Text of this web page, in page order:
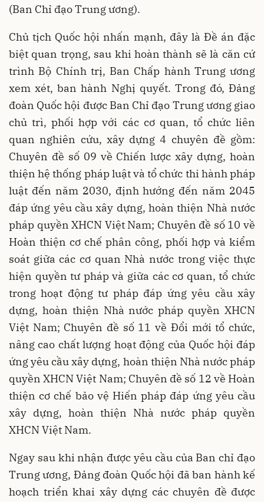
(Ban Chỉ đạo Trung ương).
Chủ tịch Quốc hội nhấn mạnh, đây là Đề án đặc
biệt quan trọng, sau khi hoàn thành sẽ là căn cứ
trình Bộ Chính trị, Ban Chấp hành Trung ương
xem xét, ban hành Nghị quyết. Trong đó, Đảng
đoàn Quốc hội được Ban Chỉ đạo Trung ương giao
chủ trì, phối hợp với các cơ quan, tổ chức liên
quan nghiên cứu, xây dựng 4 chuyên đề gồm:
Chuyên đề số 09 về Chiến lược xây dựng, hoàn
thiện hệ thống pháp luật và tổ chức thi hành pháp
luật đến năm 2030, định hướng đến năm 2045
đáp ứng yêu cầu xây dựng, hoàn thiện Nhà nước
pháp quyền XHCN Việt Nam; Chuyên đề số 10 về
Hoàn thiện cơ chế phân công, phối hợp và kiểm
soát giữa các cơ quan Nhà nước trong việc thực
hiện quyền tư pháp và giữa các cơ quan, tổ chức
trong hoạt động tư pháp đáp ứng yêu cầu xây
dựng, hoàn thiện Nhà nước pháp quyền XHCN
Việt Nam; Chuyên đề số 11 về Đổi mới tổ chức,
nâng cao chất lượng hoạt động của Quốc hội đáp
ứng yêu cầu xây dựng, hoàn thiện Nhà nước pháp
quyền XHCN Việt Nam; Chuyên đề số 12 về Hoàn
thiện cơ chế bảo vệ Hiến pháp đáp ứng yêu cầu
xây dựng, hoàn thiện Nhà nước pháp quyền
XHCN Việt Nam.
Ngay sau khi nhận được yêu cầu của Ban chỉ đạo
Trung ương, Đảng đoàn Quốc hội đã ban hành kế
hoạch triển khai xây dựng các chuyên đề được